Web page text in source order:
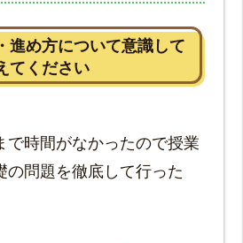
進め方について意識して
てください
で時間がなかったので授業
の問題を徹底して行った